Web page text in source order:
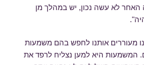
לא עשה נכון, יש במהלך מן
מעוררים אותנו לחפש בהם משמעות
המשמעות היא למען נצליח לרפד את